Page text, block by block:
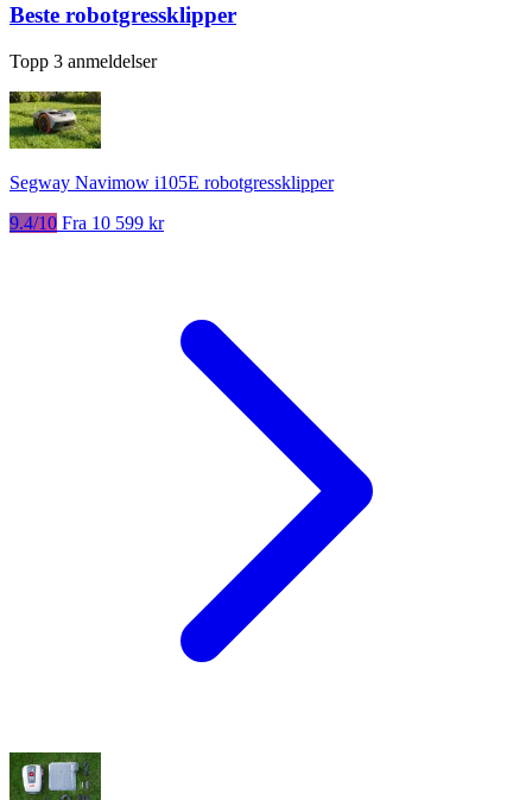
Beste robotgressklipper
Topp 3 anmeldelser
Segway Navimow i105E robotgressklipper
9.4/10 Fra 10 599 kr